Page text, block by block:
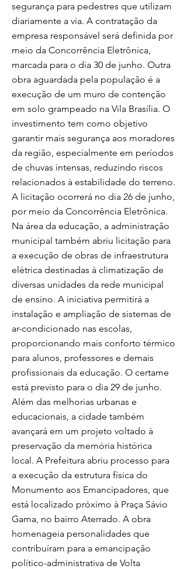
segurança para pedestres que utilizam
diariamente a via. A contratação da
empresa responsável será definida por
meio da Concorrência Eletrônica,
marcada para o dia 30 de junho. Outra
obra aguardada pela população é a
execução de um muro de contenção
em solo grampeado na Vila Brasília. O
investimento tem como objetivo
garantir mais segurança aos moradores
da região, especialmente em períodos
de chuvas intensas, reduzindo riscos
relacionados à estabilidade do terreno.
A licitação ocorrerá no dia 26 de junho,
por meio da Concorrência Eletrônica.
Na área da educação, a administração
municipal também abriu licitação para
a execução de obras de infraestrutura
elétrica destinadas à climatização de
diversas unidades da rede municipal
de ensino. A iniciativa permitirá a
instalação e ampliação de sistemas de
ar-condicionado nas escolas,
proporcionando mais conforto térmico
para alunos, professores e demais
profissionais da educação. O certame
está previsto para o dia 29 de junho.
Além das melhorias urbanas e
educacionais, a cidade também
avançará em um projeto voltado à
preservação da memória histórica
local. A Prefeitura abriu processo para
a execução da estrutura física do
Monumento aos Emancipadores, que
está localizado próximo à Praça Sávio
Gama, no bairro Aterrado. A obra
homenageia personalidades que
contribuíram para a emancipação
político-administrativa de Volta